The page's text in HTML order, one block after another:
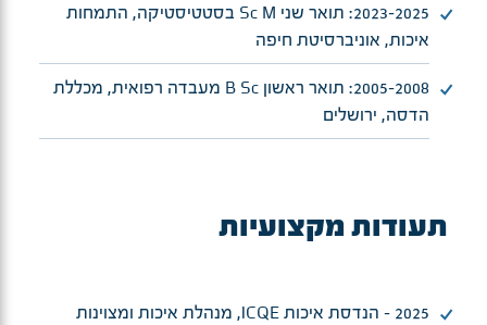
2023-2025: תואר שני Sc M בסטטיסטיקה, התמחות
איכות, אוניברסיטת חיפה
2005-2008: תואר ראשון B Sc מעבדה רפואית, מכללת
הדסה, ירושלים
תעודות מקצועיות
2025 - הנדסת איכות ICQE, מנהלת איכות ומצוינות